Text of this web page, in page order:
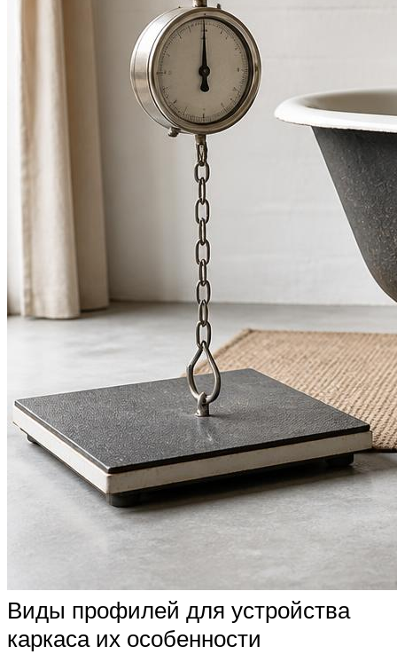
Виды профилей для устройства
каркаса их особенности